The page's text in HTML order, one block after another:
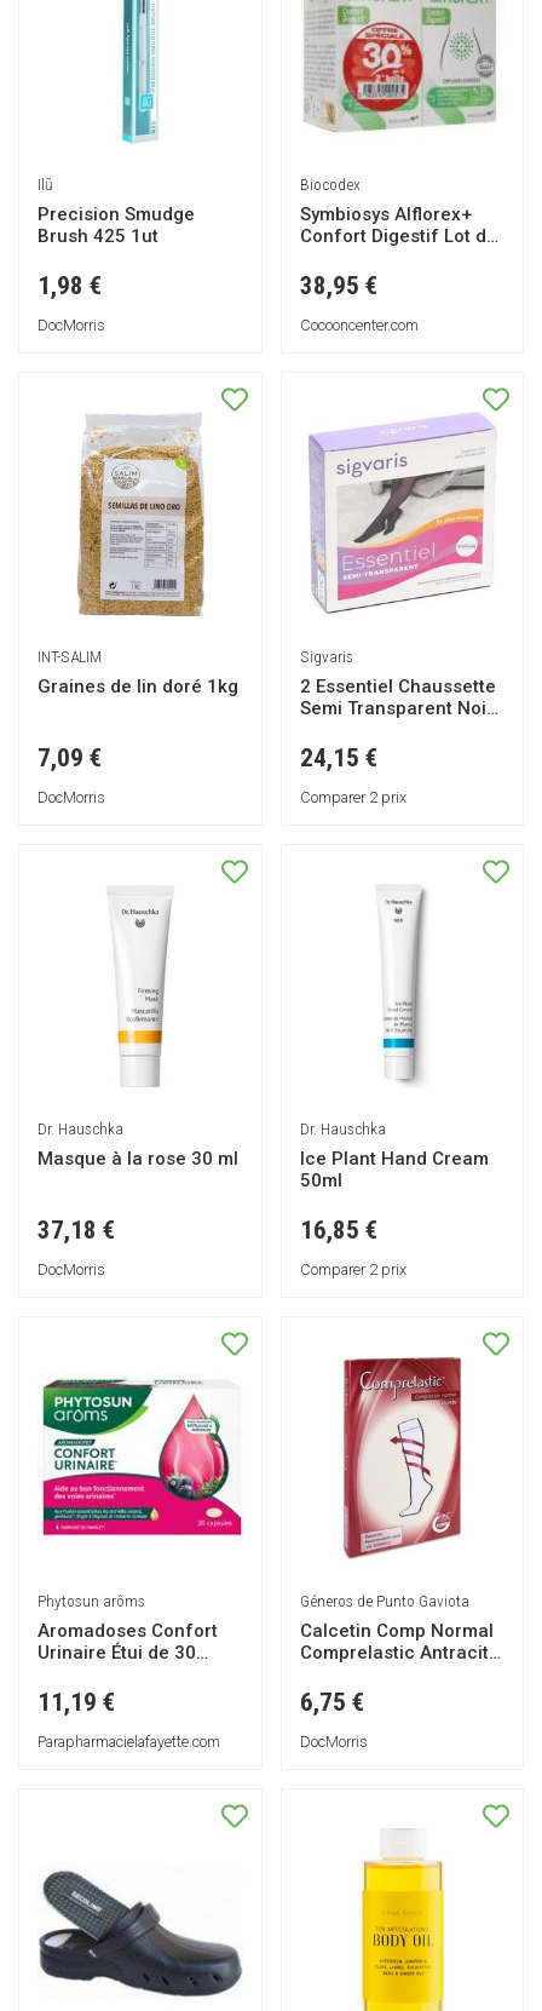
Ilū
Precision Smudge
Brush 425 1ut
1,98 €
DocMorris
Biocodex
Symbiosys Alflorex+
Confort Digestif Lot de
30 gélules
38,95 €
Cocooncenter.com
INT-SALIM
Graines de lin doré 1kg
7,09 €
DocMorris
Sigvaris
2 Essentiel Chaussette
Semi Transparent Noir
24,15 €
Comparer 2 prix
Dr. Hauschka
Masque à la rose 30 ml
37,18 €
DocMorris
Dr. Hauschka
Ice Plant Hand Cream
50ml
16,85 €
Comparer 2 prix
Phytosun arôms
Aromadoses Confort
Urinaire Étui de 30
30 capsules
11,19 €
Parapharmacielafayette.com
Géneros de Punto Gaviota
Calcetin Comp Normal
Comprelastic Antracita
6,75 €
DocMorris